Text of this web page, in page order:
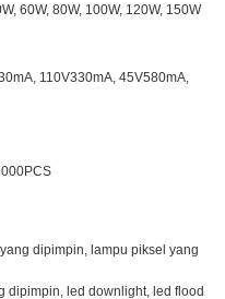
60W, 80W, 100W, 120W, 150W
110V330mA, 45V580mA,
dipimpin, lampu piksel yang
dipimpin, led downlight, led flood